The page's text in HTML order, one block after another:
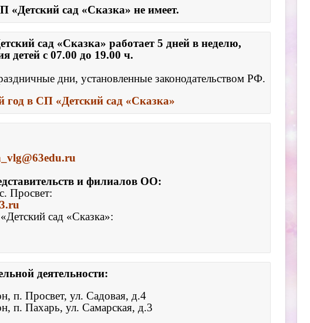
«Детский сад «Сказка» не имеет.
сад «Сказка» работает 5 дней в неделю,
детей с 07.00 до 19.00 ч.
в СП «Детский сад «Сказка»
и филиалов ОО:
Просвет:
сад «Сказка»:
деятельности:
п. Просвет, ул. Садовая, д.4
п. Пахарь, ул. Самарская, д.3